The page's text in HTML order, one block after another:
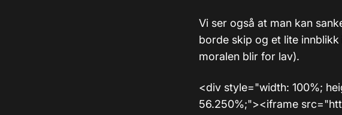
Vi ser også at man kan
borde skip og et lite
moralen blir for lav).
<div style="width: 100%;
56.250%;"><iframe